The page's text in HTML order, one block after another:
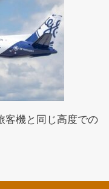
客機と同じ高度での